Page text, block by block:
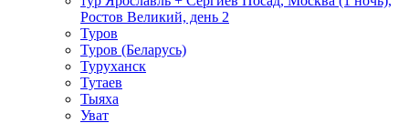
Ростов Великий, день 2
Туров
Туров (Беларусь)
Туруханск
Тутаев
Тыяха
Уват